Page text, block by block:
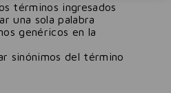
términos ingresados
una sola palabra
genéricos en la
sinónimos del término